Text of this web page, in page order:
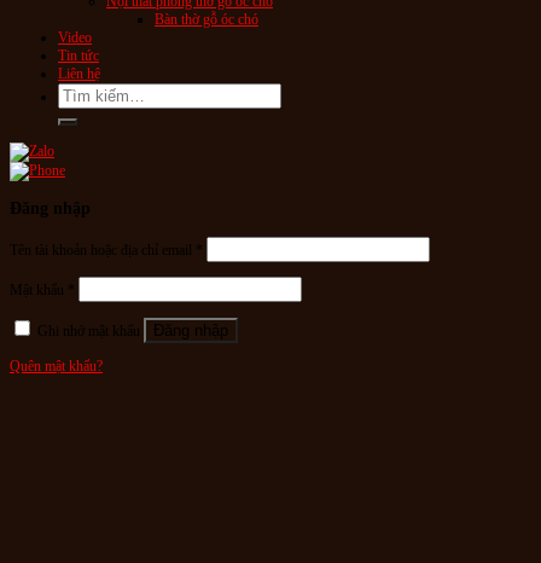
Bàn thờ gỗ óc chó
Video
Tin tức
Liên hệ
Tìm
kiếm:
Đăng nhập
Tên tài khoản hoặc địa chỉ email *
Mật khẩu *
Ghi nhớ mật khẩu Đăng nhập
Quên mật khẩu?